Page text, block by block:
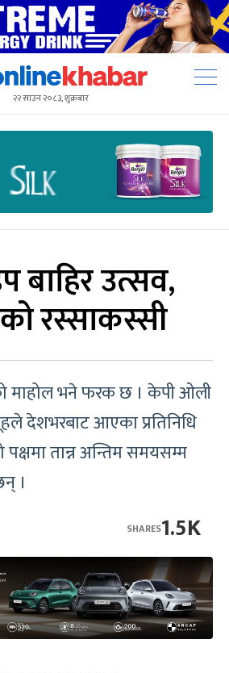
२२ साउन २०८३, शुक्रबार
बाहिर उत्सव,
रस्साकस्सी
माहोल भने फरक छ । केपी ओली
देशभरबाट आएका प्रतिनिधि
तान्न अन्तिम समयसम्म
।
1.5K
SHARES